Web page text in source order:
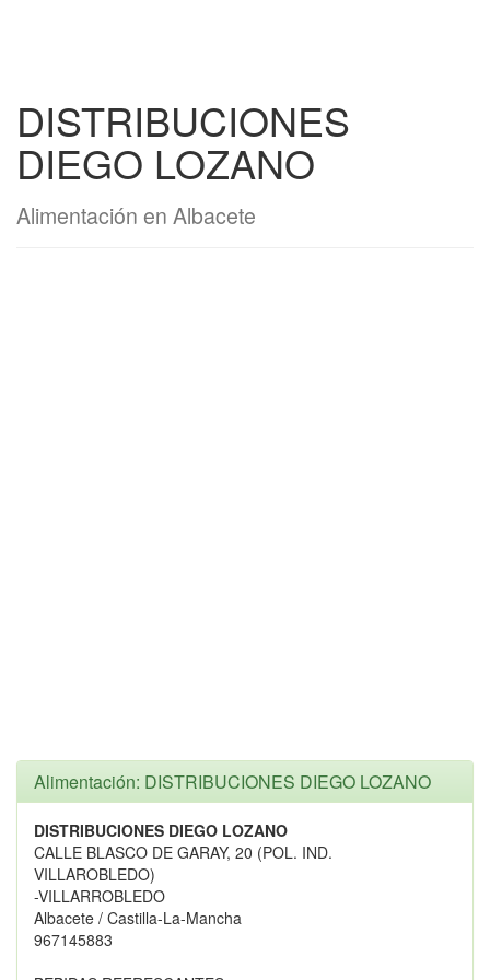
DISTRIBUCIONES
DIEGO LOZANO
Alimentación en Albacete
Alimentación: DISTRIBUCIONES DIEGO LOZANO
DISTRIBUCIONES DIEGO LOZANO
CALLE BLASCO DE GARAY, 20 (POL. IND.
VILLAROBLEDO)
-VILLARROBLEDO
Albacete / Castilla-La-Mancha
967145883